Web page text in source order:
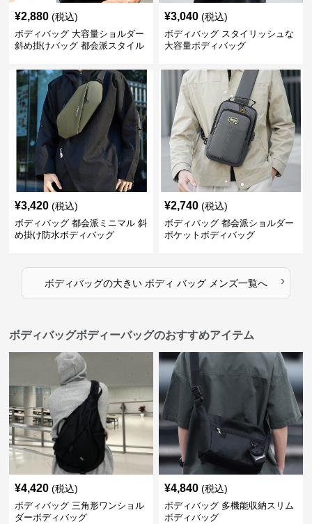
¥2,880 (税込)
ボディバッグ 大容量ショルダー
斜め掛けバッグ 都会派スタイル
¥3,040 (税込)
ボディバッグ スタイリッシュな
大容量ボディバッグ
¥3,420 (税込)
ボディバッグ 都会派ミニマル 斜
め掛け防水ボディバッグ
¥2,740 (税込)
ボディバッグ 都会派ショルダー
ポケットボディバッグ
ボディバッグの大きい ボディ バッグ メンズ一覧へ ›
ボディバッグボディーバッグのおすすめアイテム
¥4,420 (税込)
ボディバッグ 三角形ワンショル
ダーボディバッグ
¥4,840 (税込)
ボディバッグ 多機能収納スリム
ボディバッグ